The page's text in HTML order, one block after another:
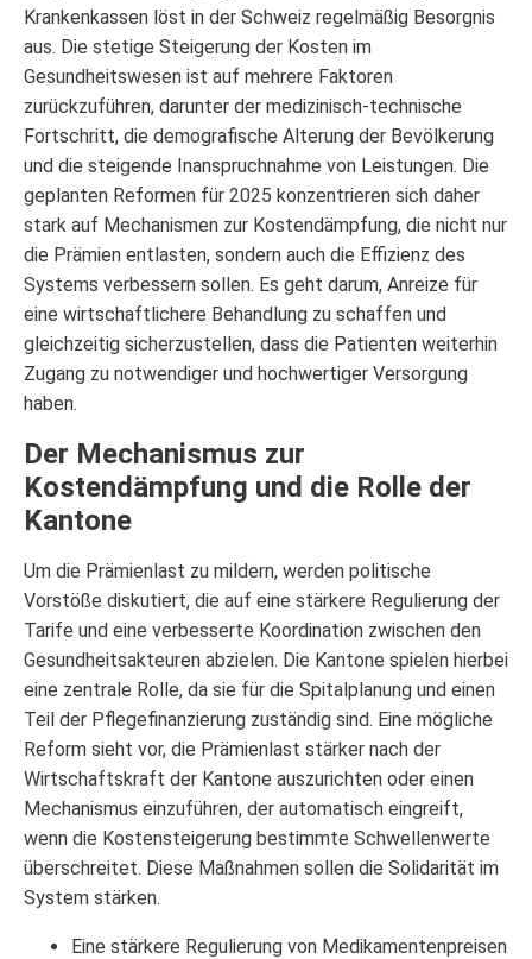
Krankenkassen löst in der Schweiz regelmäßig Besorgnis
aus. Die stetige Steigerung der Kosten im
Gesundheitswesen ist auf mehrere Faktoren
zurückzuführen, darunter der medizinisch-technische
Fortschritt, die demografische Alterung der Bevölkerung
und die steigende Inanspruchnahme von Leistungen. Die
geplanten Reformen für 2025 konzentrieren sich daher
stark auf Mechanismen zur Kostendämpfung, die nicht nur
die Prämien entlasten, sondern auch die Effizienz des
Systems verbessern sollen. Es geht darum, Anreize für
eine wirtschaftlichere Behandlung zu schaffen und
gleichzeitig sicherzustellen, dass die Patienten weiterhin
Zugang zu notwendiger und hochwertiger Versorgung
haben.
Der Mechanismus zur
Kostendämpfung und die Rolle der
Kantone
Um die Prämienlast zu mildern, werden politische
Vorstöße diskutiert, die auf eine stärkere Regulierung der
Tarife und eine verbesserte Koordination zwischen den
Gesundheitsakteuren abzielen. Die Kantone spielen hierbei
eine zentrale Rolle, da sie für die Spitalplanung und einen
Teil der Pflegefinanzierung zuständig sind. Eine mögliche
Reform sieht vor, die Prämienlast stärker nach der
Wirtschaftskraft der Kantone auszurichten oder einen
Mechanismus einzuführen, der automatisch eingreift,
wenn die Kostensteigerung bestimmte Schwellenwerte
überschreitet. Diese Maßnahmen sollen die Solidarität im
System stärken.
Eine stärkere Regulierung von Medikamentenpreisen